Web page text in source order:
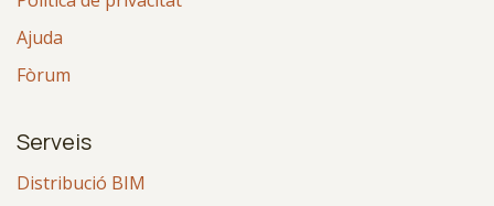
Ajuda
Fòrum
Serveis
Distribució BIM